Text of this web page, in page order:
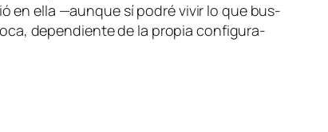
en ella —aun­que sí po­dré vi­vir lo que bus­
de­pen­dien­te de la pro­pia con­fi­gu­ra­